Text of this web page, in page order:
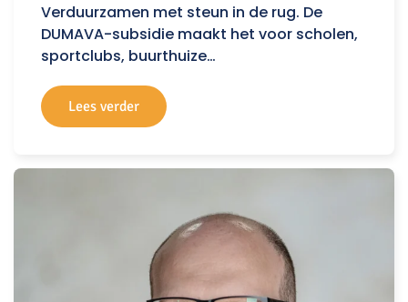
Verduurzamen met steun in de rug. De
DUMAVA-subsidie maakt het voor scholen,
sportclubs, buurthuize…
Lees verder